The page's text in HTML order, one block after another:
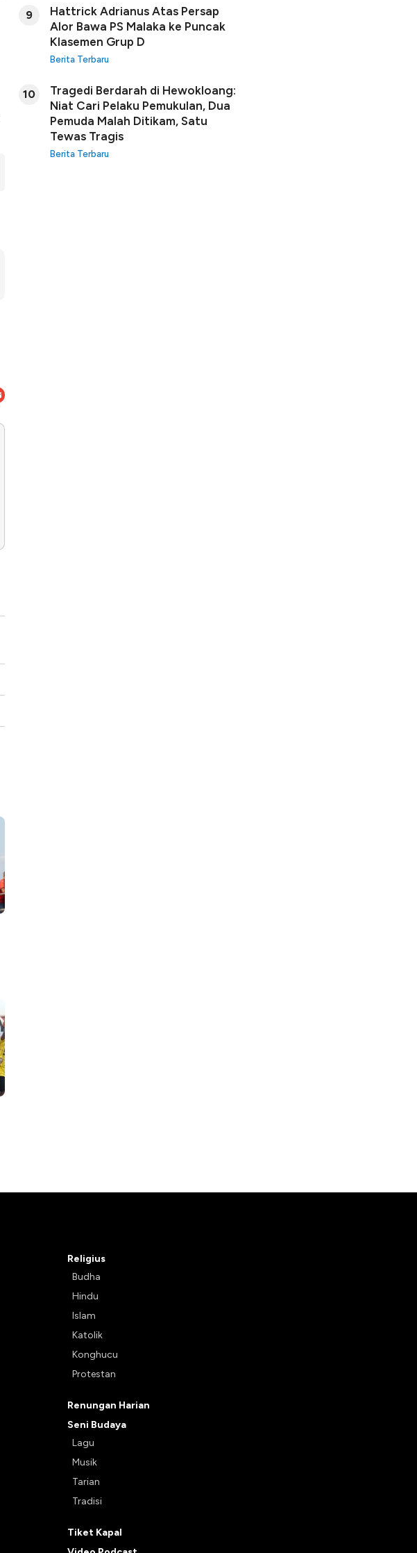
9
Hattrick Adrianus Atas Persap
Alor Bawa PS Malaka ke Puncak
Klasemen Grup D
Berita Terbaru
10
Tragedi Berdarah di Hewokloang:
Niat Cari Pelaku Pemukulan, Dua
Pemuda Malah Ditikam, Satu
Tewas Tragis
Berita Terbaru
Religius
Budha
Hindu
Islam
Katolik
Konghucu
Protestan
Renungan Harian
Seni Budaya
Lagu
Musik
Tarian
Tradisi
Tiket Kapal